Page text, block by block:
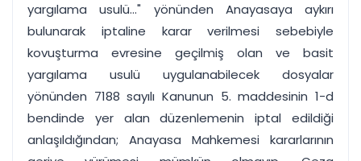
yargılama usulü..." yönünden Anayasaya aykırı
bulunarak iptaline karar verilmesi sebebiyle
kovuşturma evresine geçilmiş olan ve basit
yargılama usulü uygulanabilecek dosyalar
yönünden 7188 sayılı Kanunun 5. maddesinin 1-d
bendinde yer alan düzenlemenin iptal edildiği
anlaşıldığından; Anayasa Mahkemesi kararlarının